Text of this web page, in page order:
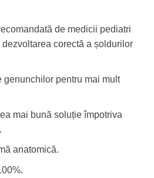
de medicii pediatri
corectă a șoldurilor
genunchilor pentru mai mult
mai bună soluție împotriva
anatomică.